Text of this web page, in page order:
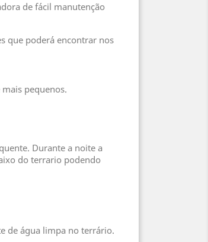
de fácil manutenção
que poderá encontrar nos
pequenos.
Durante a noite a
do terrario podendo
de água limpa no terrário.